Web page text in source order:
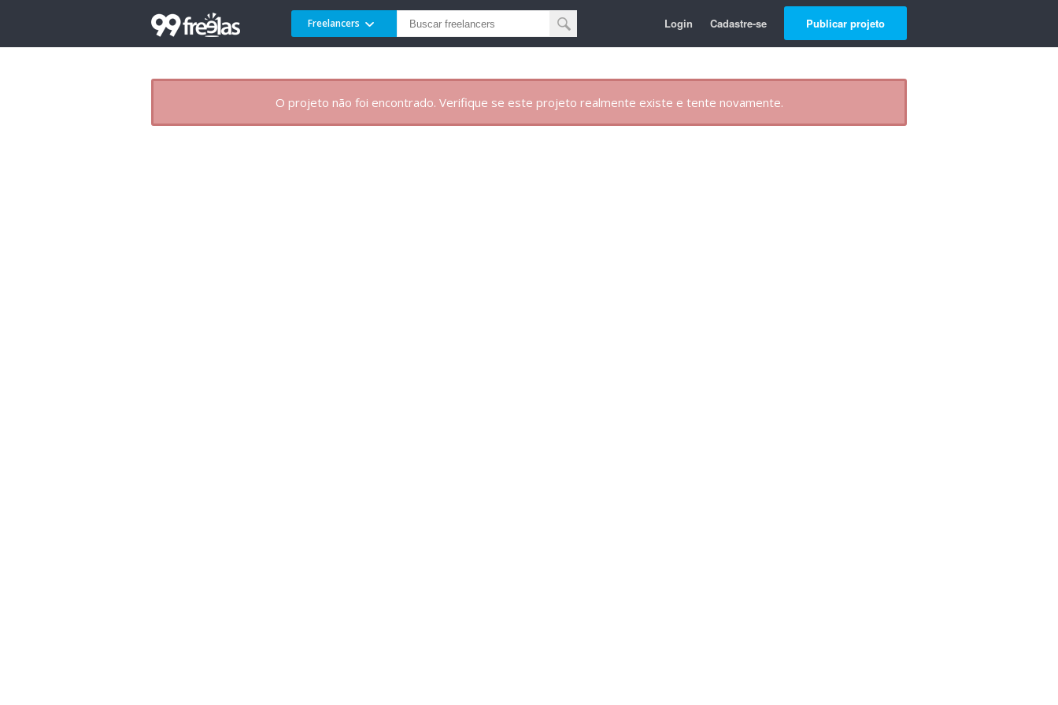
Freelancers Login Cadastre-se Publicar projeto
O projeto não foi encontrado. Verifique se este projeto realmente existe e tente novamente.